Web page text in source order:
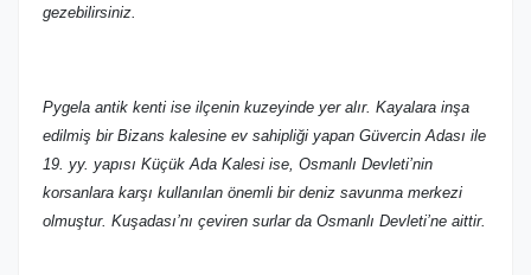
gezebilirsiniz.
Pygela antik kenti ise ilçenin kuzeyinde yer alır. Kayalara inşa
edilmiş bir Bizans kalesine ev sahipliği yapan Güvercin Adası ile
19. yy. yapısı Küçük Ada Kalesi ise, Osmanlı Devleti’nin
korsanlara karşı kullanılan önemli bir deniz savunma merkezi
olmuştur. Kuşadası’nı çeviren surlar da Osmanlı Devleti’ne aittir.